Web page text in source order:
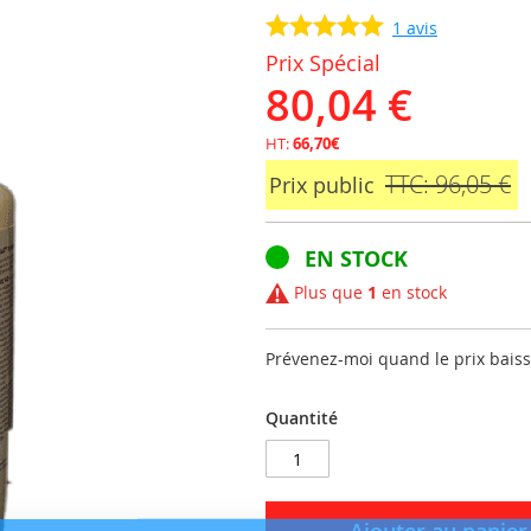
1 avis
Prix Spécial
80,04 €
HT:66,70€
Prix public TTC: 96,05 €
EN STOCK
Plus que 1 en stock
Prévenez-moi quand le prix
Quantité